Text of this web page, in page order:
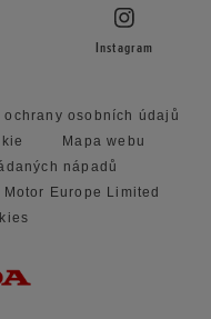
Instagram
ochrany osobních údajů
Mapa webu
nápadů
Europe Limited